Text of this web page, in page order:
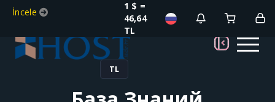
İncele
1 $ =
46,64
TL
TL